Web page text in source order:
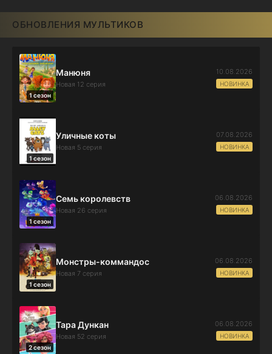
ОБНОВЛЕНИЯ МУЛЬТИКОВ
1 сезон
Манюня
Новая 12 серия
10.08.2026
НОВИНКА
1 сезон
Уличные коты
Новая 5 серия
07.08.2026
НОВИНКА
1 сезон
Семь королевств
Новая 26 серия
06.08.2026
НОВИНКА
1 сезон
Монстры-коммандос
Новая 7 серия
06.08.2026
НОВИНКА
2 сезон
Тара Дункан
Новая 52 серия
06.08.2026
НОВИНКА